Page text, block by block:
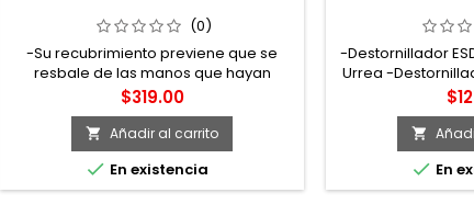
ERGONÓMICA EN PULGADAS 3/8"
URREA
(0)
-Su recubrimiento previene que se
resbale de las manos que hayan
tenido contacto con aceites o grasas -
Llaves largas que permiten alcanzar
tornillería en ubicaciones profundas o
de difícil acceso -Terminado que
ofrece mayor protección contra la
corrosión -El puño en forma de "T"
Precio
$319.00
 Añadir al carrito
 En existencia
PUNTA PLANA
-Destornillador
Urrea -
de precisión
gris: plástico PE
permite que la
negro: Plástico
mejor
agarre -Anillo de

 En